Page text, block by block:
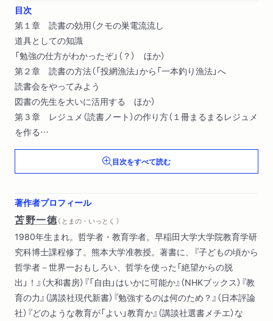
目次
第１章 読書の効用（クモの巣電流流し
道具としての知識
「勉強の仕方がわかったぞ」（？） ほか）
第２章 読書の方法（「投網漁法」から「一本釣り漁法」へ
読書会をやってみよう
図書の先生を大いに活用する ほか）
第３章 レジュメ（読書ノート）の作り方（１冊まるまるレジュメ
を作る
レジュメは本を読み終えてから作る
電子書籍や電子ペーパーを活用する）
次に読んでほしい本
目次をすべて読む
著作者プロフィール
苫野一徳（ とまの・いっとく ）
1980年生まれ。哲学者・教育学者。早稲田大学大学院教育学研
究科博士課程修了。熊本大学准教授。著書に、『子どもの頃から
哲学者－世界一おもしろい、哲学を使った「絶望からの脱
出」！』（大和書房）『「自由」はいかに可能か』（NHKブックス）『教
育の力』（講談社現代新書）『勉強するのは何のため？』（日本評論
社）『どのような教育が「よい」教育か』（講談社選書メチエ）な